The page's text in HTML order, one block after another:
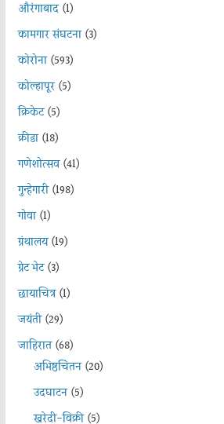
औरंगाबाद(1)
कामगार संघटना(3)
कोरोना(593)
कोल्हापूर(5)
क्रिकेट(5)
क्रीडा(18)
गणेशोत्सव(41)
गुन्हेगारी(198)
गोवा(1)
ग्रंथालय(19)
ग्रेट भेट(3)
छायाचित्र(1)
जयंती(29)
जाहिरात(68)
अभिष्ठचिंतन(20)
उदघाटन(5)
खरेदी-विक्री(5)